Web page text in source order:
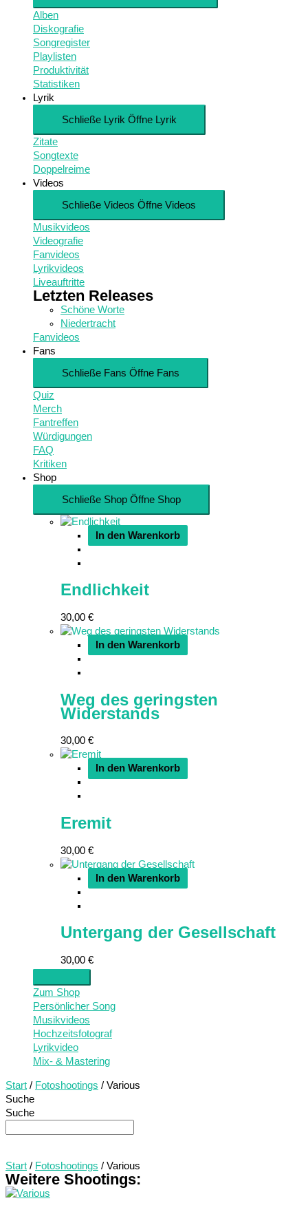
Alben
Diskografie
Songregister
Playlisten
Produktivität
Statistiken
Lyrik
Schließe Lyrik Öffne Lyrik
Zitate
Songtexte
Doppelreime
Videos
Schließe Videos Öffne Videos
Musikvideos
Videografie
Fanvideos
Lyrikvideos
Liveauftritte
Letzten Releases
Schöne Worte
Niedertracht
Fanvideos
Fans
Schließe Fans Öffne Fans
Quiz
Merch
Fantreffen
Würdigungen
FAQ
Kritiken
Shop
Schließe Shop Öffne Shop
In den Warenkorb
Endlichkeit
30,00 €
In den Warenkorb
Weg des geringsten
Widerstands
30,00 €
In den Warenkorb
Eremit
30,00 €
In den Warenkorb
Untergang der Gesellschaft
30,00 €
Zum Shop
Persönlicher Song
Musikvideos
Hochzeitsfotograf
Lyrikvideo
Mix- & Mastering
Start / Fotoshootings / Various
Suche
Suche
Start / Fotoshootings / Various
Weitere Shootings: